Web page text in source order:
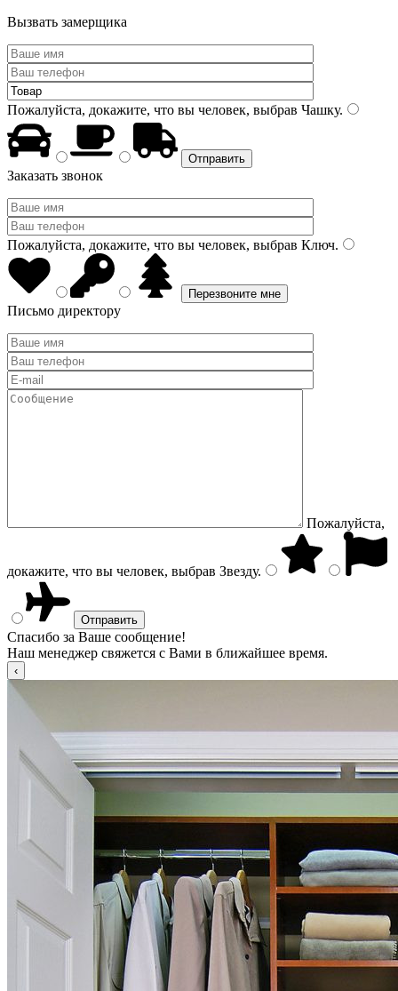
Вызвать замерщика
Пожалуйста, докажите, что вы человек, выбрав Чашку.
Заказать звонок
Пожалуйста, докажите, что вы человек, выбрав Ключ.
Письмо директору
Пожалуйста,
докажите, что вы человек, выбрав Звезду.
Спасибо за Ваше сообщение!
Наш менеджер свяжется с Вами в ближайшее время.